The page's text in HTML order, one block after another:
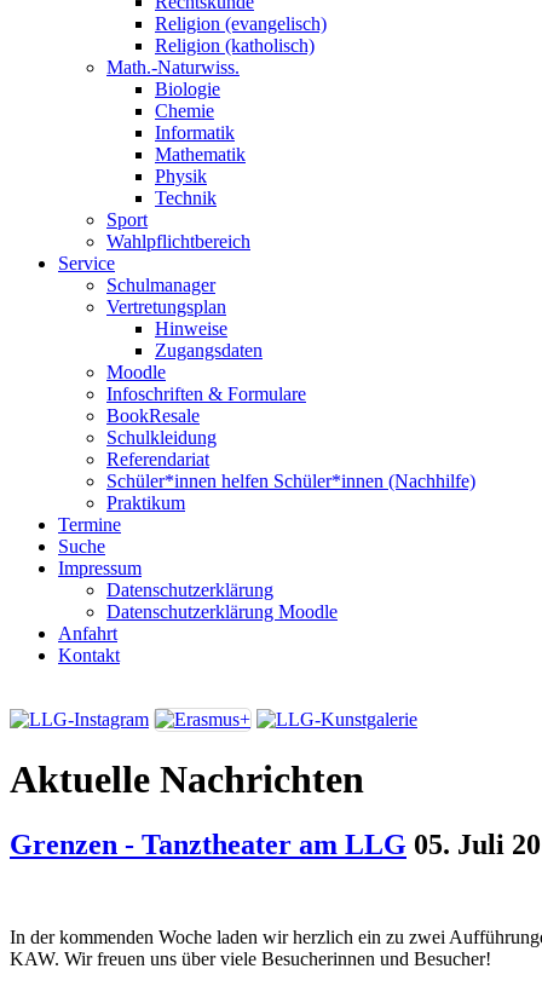
Religion (evangelisch)
Religion (katholisch)
Math.-Naturwiss.
Biologie
Chemie
Informatik
Mathematik
Physik
Technik
Sport
Wahlpflichtbereich
Service
Schulmanager
Vertretungsplan
Hinweise
Zugangsdaten
Moodle
Infoschriften & Formulare
BookResale
Schulkleidung
Referendariat
Schüler*innen helfen Schüler*innen (Nachhilfe)
Praktikum
Termine
Suche
Impressum
Datenschutzerklärung
Datenschutzerklärung Moodle
Anfahrt
Kontakt
Aktuelle Nachrichten
Grenzen - Tanztheater am LLG 05. Juli
In der kommenden Woche laden wir herzlich ein zu zwei
KAW. Wir freuen uns über viele Besucherinnen und Besucher!